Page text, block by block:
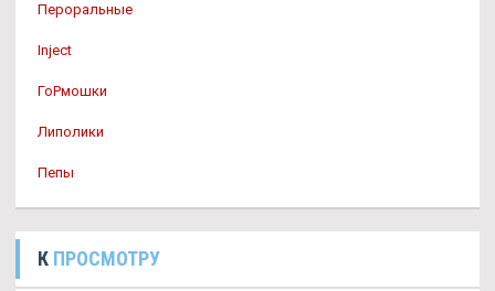
Пероральные
Inject
ГоРмошки
Липолики
Пепы
К ПРОСМОТРУ